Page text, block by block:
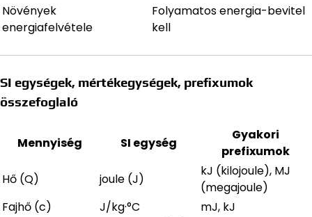
Növények
energiafelvétele
Folyamatos energia-bevitel
kell
SI egységek, mértékegységek, prefixumok
összefoglaló
Mennyiség SI egység
Gyakori
prefixumok
Hő (Q)
joule (J)
kJ (kilojoule), MJ
(megajoule)
Fajhő (c)
J/kg·°C
mJ, kJ